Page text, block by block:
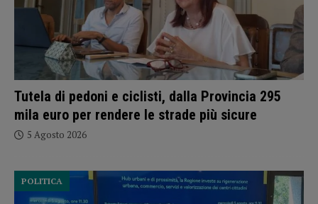
Tutela di pedoni e ciclisti, dalla Provincia 295
mila euro per rendere le strade più sicure
5 Agosto 2026
POLITICA